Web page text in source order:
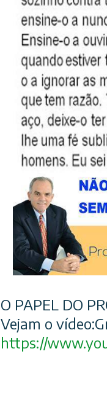
O PAPEL DO
Vejam o
https://